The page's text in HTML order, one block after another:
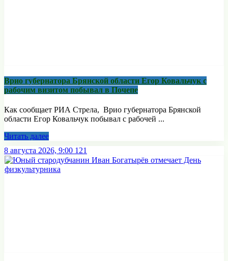
Врио губернатора Брянской области Егор Ковальчук с
рабочим визитом побывал в Почепе
Как сообщает РИА Стрела, Врио губернатора Брянской
области Егор Ковальчук побывал с рабочей ...
Читать далее
8 августа 2026, 9:00 121